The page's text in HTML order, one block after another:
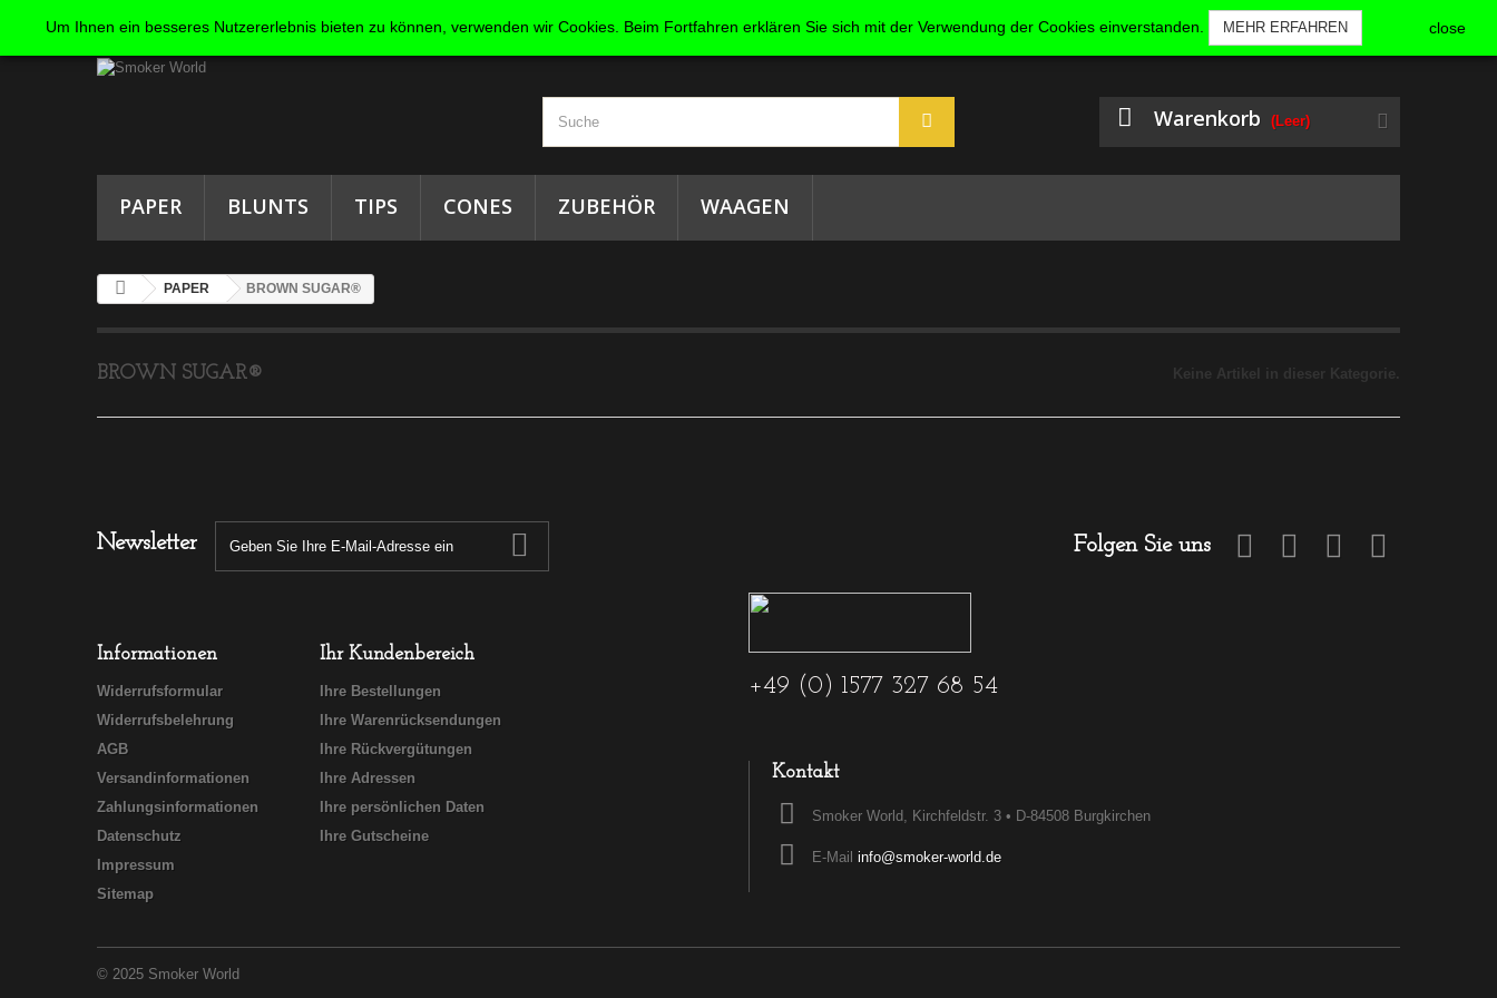
Um Ihnen ein besseres Nutzererlebnis bieten zu können, verwenden wir Cookies. Beim Fortfahren erklären Sie sich mit der Verwendung der Cookies einverstanden. MEHR ERFAHREN close
ANMELDEN
KONTAKT
Warenkorb (Leer)
PAPER BLUNTS TIPS CONES ZUBEHÖR WAAGEN
PAPER BROWN SUGAR®
BROWN SUGAR® Keine Artikel in dieser Kategorie.
Newsletter Folgen Sie uns
Informationen
Widerrufsformular
Widerrufsbelehrung
AGB
Versandinformationen
Zahlungsinformationen
Datenschutz
Impressum
Sitemap
© 2025 Smoker World
Ihr Kundenbereich
Ihre Bestellungen
Ihre Warenrücksendungen
Ihre Rückvergütungen
Ihre Adressen
Ihre persönlichen Daten
Ihre Gutscheine
+49 (0) 1577 327 68 54
Kontakt
Smoker World, Kirchfeldstr. 3 • D-84508 Burgkirchen
E-Mail info@smoker-world.de